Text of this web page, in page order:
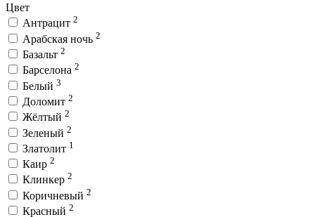
Цвет
Антрацит 2
Арабская ночь 2
Базальт 2
Барселона 2
Белый 3
Доломит 2
Жёлтый 2
Зеленый 2
Златолит 1
Каир 2
Клинкер 2
Коричневый 2
Красный 2